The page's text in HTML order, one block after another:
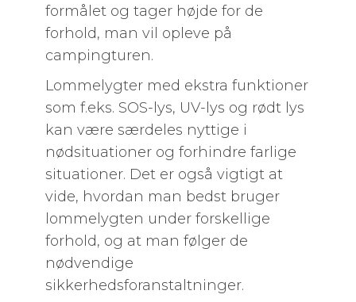
formålet og tager højde for de
forhold, man vil opleve på
campingturen.
Lommelygter med ekstra funktioner
som f.eks. SOS-lys, UV-lys og rødt lys
kan være særdeles nyttige i
nødsituationer og forhindre farlige
situationer. Det er også vigtigt at
vide, hvordan man bedst bruger
lommelygten under forskellige
forhold, og at man følger de
nødvendige
sikkerhedsforanstaltninger.